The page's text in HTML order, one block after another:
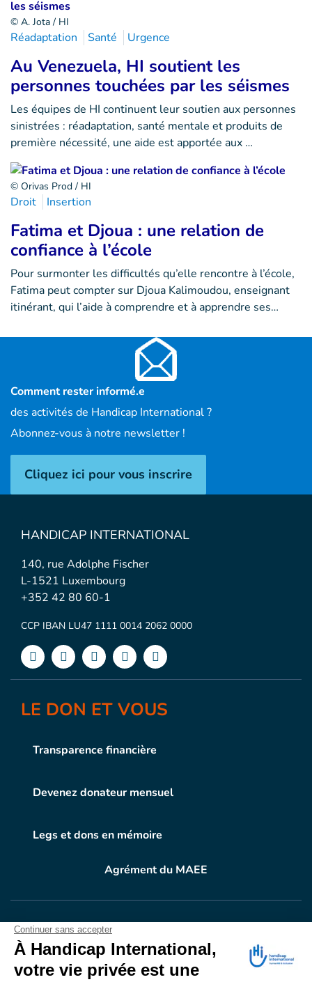
© A. Jota / HI
Réadaptation Santé Urgence
Au Venezuela, HI soutient les
personnes touchées par les séismes
Les équipes de HI continuent leur soutien aux personnes
sinistrées : réadaptation, santé mentale et produits de
première nécessité, une aide est apportée aux …
© Orivas Prod / HI
Droit Insertion
Fatima et Djoua : une relation de
confiance à l’école
Pour surmonter les difficultés qu’elle rencontre à l’école,
Fatima peut compter sur Djoua Kalimoudou, enseignant
itinérant, qui l’aide à comprendre et à apprendre ses…
Comment rester informé.e
des activités de Handicap International ?
Abonnez-vous à notre newsletter !
Cliquez ici pour vous inscrire
HANDICAP INTERNATIONAL
140, rue Adolphe Fischer
L-1521 Luxembourg
+352 42 80 60-1
CCP IBAN LU47 1111 0014 2062 0000
LE DON ET VOUS
Transparence financière
Devenez donateur mensuel
Legs et dons en mémoire
Agrément du MAEE
VOTRE DONEN ACTION
Grâce à vous, en 2024, 604.716 personnes ont
bénéficié d’appareillage et d’activités de réadaptation.